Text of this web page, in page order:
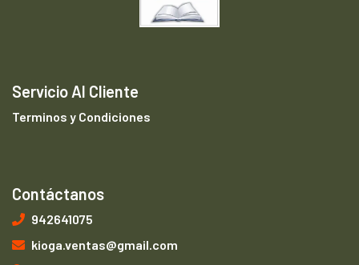
Servicio Al Cliente
Terminos y Condiciones
Contáctanos
942641075
kioga.ventas@gmail.com